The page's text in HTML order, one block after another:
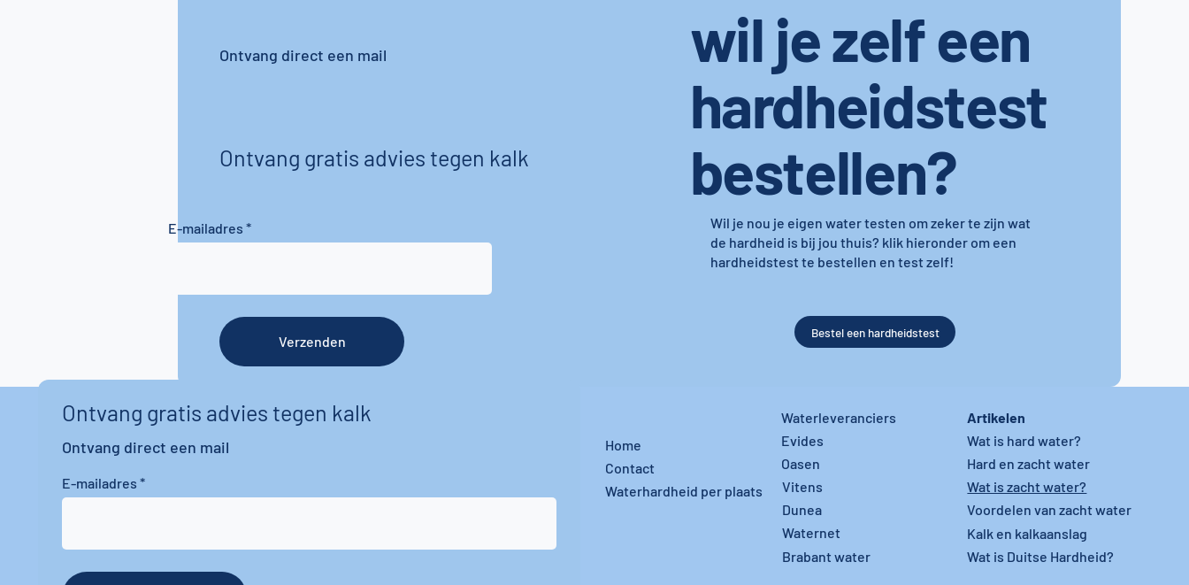
Ontvang gratis advies tegen kalk
Ontvang direct een mail
wil je zelf een
hardheidstest
bestellen?
E-mailadres
Wil je nou je eigen water testen om zeker te zijn wat
de hardheid is bij jou thuis? klik hieronder om een
hardheidstest te bestellen en test zelf!
Verzenden
Bestel een hardheidstest
Ontvang gratis advies tegen kalk
Ontvang direct een mail
E-mailadres
Home
Contact
Waterhardheid per plaats
Waterleveranciers
Evides
Oasen
Vitens
Dunea
Waternet
Brabant water
Artikelen
Wat is hard water?
Hard en zacht water
Wat is zacht water?
Voordelen van zacht water
Kalk en kalkaanslag
Wat is Duitse Hardheid?